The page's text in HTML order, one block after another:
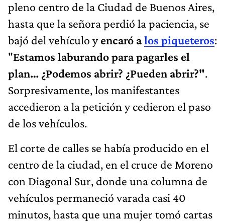
pleno centro de la Ciudad de Buenos Aires,
hasta que la señora perdió la paciencia, se
bajó del vehículo yencaró alos piqueteros:
"Estamos laburando para pagarles el
plan… ¿Podemos abrir? ¿Pueden abrir?".
Sorpresivamente, los manifestantes
accedieron a la petición y cedieron el paso
de los vehículos.
El corte de calles se había producido en el
centro de la ciudad, en el cruce de Moreno
con Diagonal Sur, donde una columna de
vehículos permaneció varada casi 40
minutos, hasta que una mujer tomó cartas